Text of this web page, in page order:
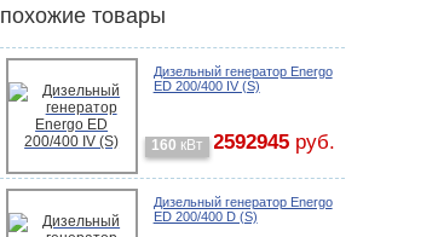
похожие товары
Дизельный генератор Energo
ED 200/400 IV (S)
160 кВт 2592945руб.
Дизельный генератор Energo
ED 200/400 D (S)